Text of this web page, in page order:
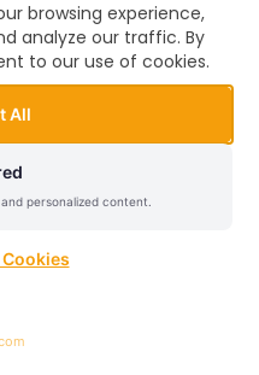
browsing experience,
analyze our traffic. By
to our use of cookies.
All
personalized content.